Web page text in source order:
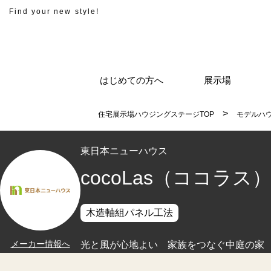
Find your new style!
はじめての方へ 展示場
住宅展示場ハウジングステージTOP モデルハ
メーカー情報へ
東日本ニューハウス
cocoLas（ココラス）
木造軸組パネル工法
光と風が心地よい 家族をつなぐ中庭の家